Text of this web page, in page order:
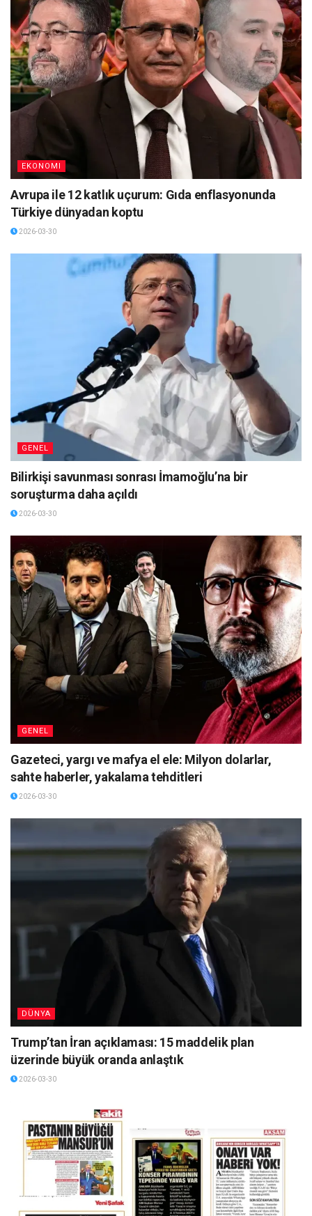
EKONOMI
Avrupa ile 12 katlık uçurum: Gıda enflasyonunda
Türkiye dünyadan koptu
2026-03-30
GENEL
Bilirkişi savunması sonrası İmamoğlu’na bir
soruşturma daha açıldı
2026-03-30
GENEL
Gazeteci, yargı ve mafya el ele: Milyon dolarlar,
sahte haberler, yakalama tehditleri
2026-03-30
DÜNYA
Trump’tan İran açıklaması: 15 maddelik plan
üzerinde büyük oranda anlaştık
2026-03-30